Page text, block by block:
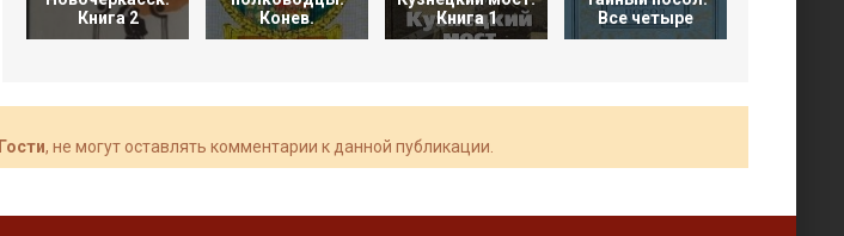
Книга 2
Конев.
Книга 1
Все четыре
Гости, не могут оставлять комментарии к данной публикации.